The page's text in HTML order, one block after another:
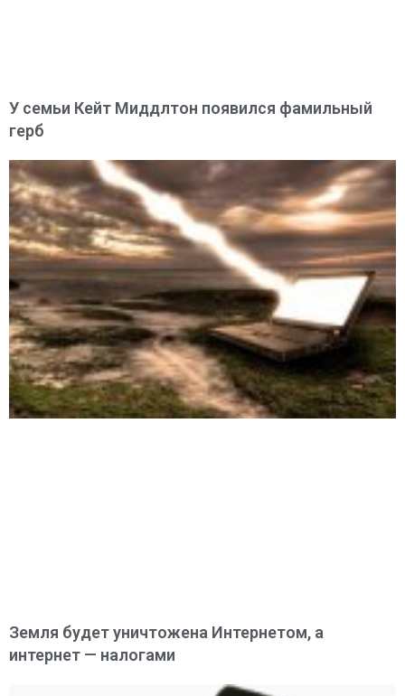
У семьи Кейт Миддлтон появился фамильный
герб
Земля будет уничтожена Интернетом, а
интернет — налогами